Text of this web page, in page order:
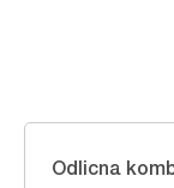
Odlicna